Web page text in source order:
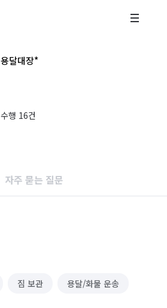
용달대장*
수행 16건
자주 묻는 질문
짐 보관 용달/화물 운송